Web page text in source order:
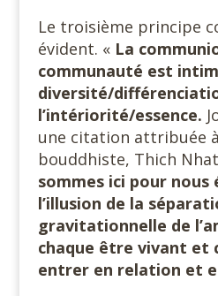
Le troisième principe
évident. « La
communauté est
diversité/
l’intériorité/essence.
une citation attribuée
bouddhiste, Thich
sommes ici pour
l’illusion de la
gravitationnelle de
chaque être vivant et
entrer en relation et